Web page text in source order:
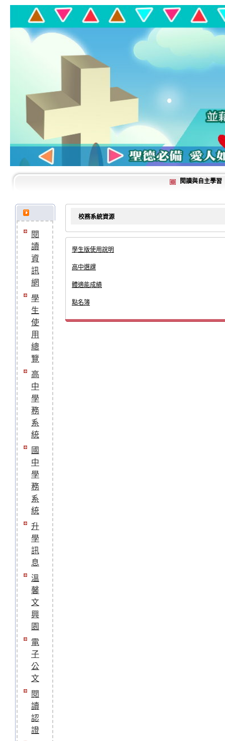
閱讀與自主學習
閱
讀
資
訊
網
學
生
使
用
總
覽
高
中
學
務
系
統
國
中
學
務
系
統
升
學
訊
息
溫
馨
文
興
園
電
子
公
文
閱
讀
認
證
校務系統資源
學生版使用說明
高中選課
體適能成績
點名簿